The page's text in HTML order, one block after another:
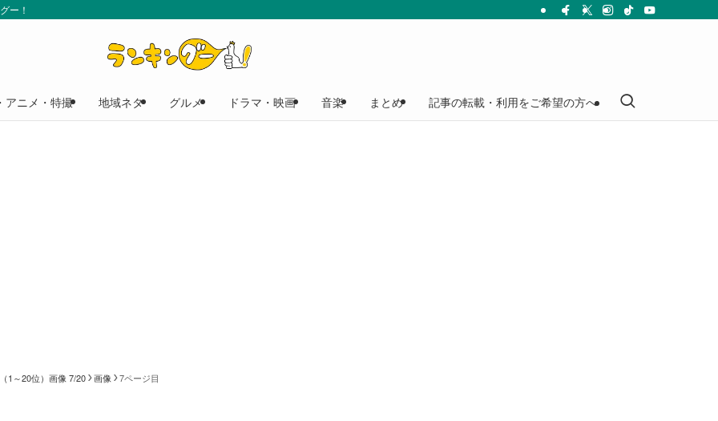
ー！
アニメ・特撮 地域ネタ グルメ ドラマ・映画 音楽 まとめ 記事の転載・利用をご希望の方へ
1～20位）画像 7/20 画像 7ページ目